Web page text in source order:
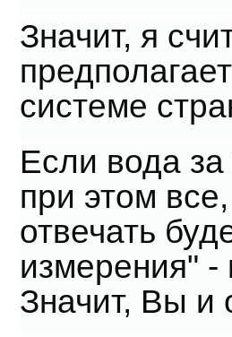
Значит, я
системе
Если вода
при этом
отвечать
измерения" -
Значит, Вы и